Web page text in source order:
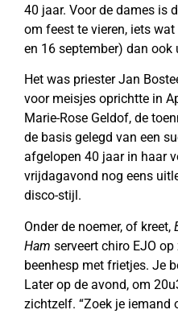
40 jaar. Voor de dames is
om feest te vieren, iets
en 16 september) dan ook
Het was priester Jan
voor meisjes oprichtte in
Marie-Rose Geldof, de
de basis gelegd van een
afgelopen 40 jaar in haar
vrijdagavond nog eens
disco-stijl.
Onder de noemer, of kreet,
Ham serveert chiro EJO
beenhesp met frietjes. Je
Later op de avond, om
zichtzelf. “Zoek je iemand